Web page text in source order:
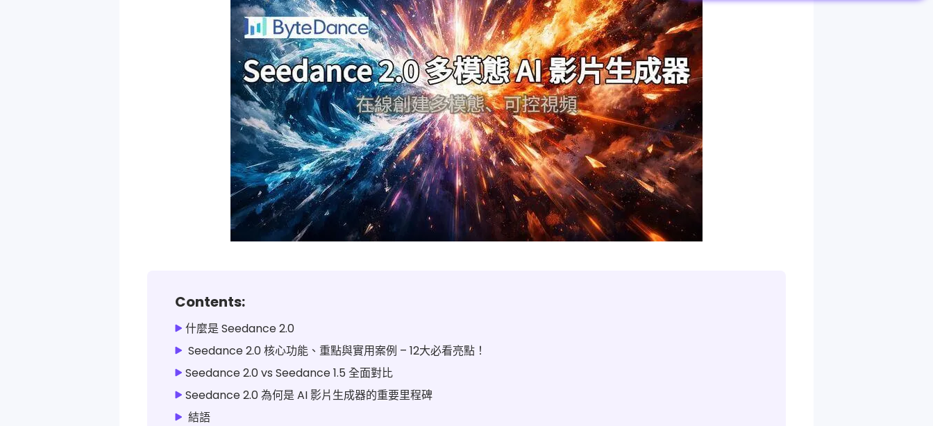
Contents:
什麼是 Seedance 2.0
Seedance 2.0 核心功能、重點與實用案例 – 12大必看亮點！
Seedance 2.0 vs Seedance 1.5 全面對比
Seedance 2.0 為何是 AI 影片生成器的重要里程碑
結語